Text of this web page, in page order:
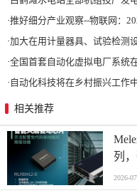
·推好细分产业观察--物联网：2026年中国物联网市场
·加大在用计量器具、试验检测设备的自动化、数字化改
·全国首套自动化虚拟电厂系统在深
· 自动化科技将在乡村振兴工作中大有作为|
相关推荐
列
2026-